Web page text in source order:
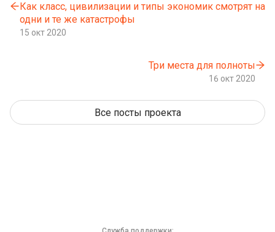
Как класс, цивилизации и типы экономик смотрят на
одни и те же катастрофы
15 окт 2020
Три места для полноты
16 окт 2020
Все посты проекта